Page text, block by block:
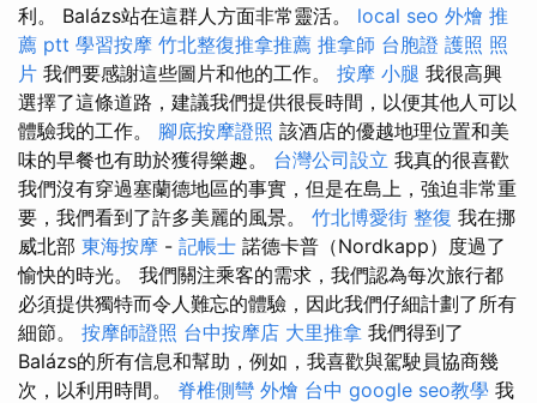
利。 Balázs站在這群人方面非常靈活。 local seo 外燴 推
薦 ptt 學習按摩 竹北整復推拿推薦 推拿師 台胞證 護照 照
片 我們要感謝這些圖片和他的工作。 按摩 小腿 我很高興
選擇了這條道路，建議我們提供很長時間，以便其他人可以
體驗我的工作。 腳底按摩證照 該酒店的優越地理位置和美
味的早餐也有助於獲得樂趣。 台灣公司設立 我真的很喜歡
我們沒有穿過塞蘭德地區的事實，但是在島上，強迫非常重
要，我們看到了許多美麗的風景。 竹北博愛街 整復 我在挪
威北部 東海按摩 - 記帳士 諾德卡普（Nordkapp）度過了
愉快的時光。 我們關注乘客的需求，我們認為每次旅行都
必須提供獨特而令人難忘的體驗，因此我們仔細計劃了所有
細節。 按摩師證照 台中按摩店 大里推拿 我們得到了
Balázs的所有信息和幫助，例如，我喜歡與駕駛員協商幾
次，以利用時間。 脊椎側彎 外燴 台中 google seo教學 我